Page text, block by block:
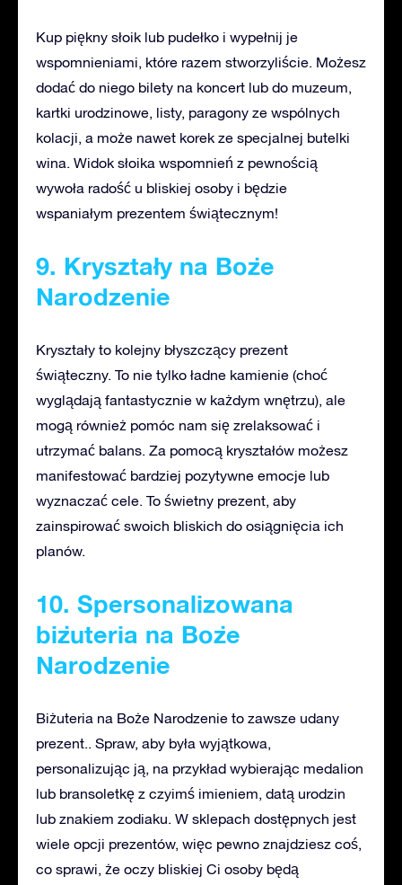
Kup piękny słoik lub pudełko i wypełnij je
wspomnieniami, które razem stworzyliście. Możesz
dodać do niego bilety na koncert lub do muzeum,
kartki urodzinowe, listy, paragony ze wspólnych
kolacji, a może nawet korek ze specjalnej butelki
wina. Widok słoika wspomnień z pewnością
wywoła radość u bliskiej osoby i będzie
wspaniałym prezentem świątecznym!
9. Kryształy na Boże
Narodzenie
Kryształy to kolejny błyszczący prezent
świąteczny. To nie tylko ładne kamienie (choć
wyglądają fantastycznie w każdym wnętrzu), ale
mogą również pomóc nam się zrelaksować i
utrzymać balans. Za pomocą kryształów możesz
manifestować bardziej pozytywne emocje lub
wyznaczać cele. To świetny prezent, aby
zainspirować swoich bliskich do osiągnięcia ich
planów.
10. Spersonalizowana
biżuteria na Boże
Narodzenie
Biżuteria na Boże Narodzenie to zawsze udany
prezent.. Spraw, aby była wyjątkowa,
personalizując ją, na przykład wybierając medalion
lub bransoletkę z czyimś imieniem, datą urodzin
lub znakiem zodiaku. W sklepach dostępnych jest
wiele opcji prezentów, więc pewno znajdziesz coś,
co sprawi, że oczy bliskiej Ci osoby będą